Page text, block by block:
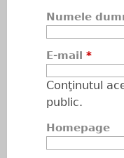
Numele
E-mail *
Conţinutul
public.
Homepage